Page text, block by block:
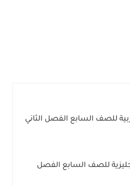
للصف السابع الفصل الثاني
للصف السابع الفصل